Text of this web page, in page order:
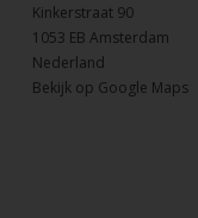
Kinkerstraat 90
1053 EB Amsterdam
Nederland
Bekijk op Google Maps